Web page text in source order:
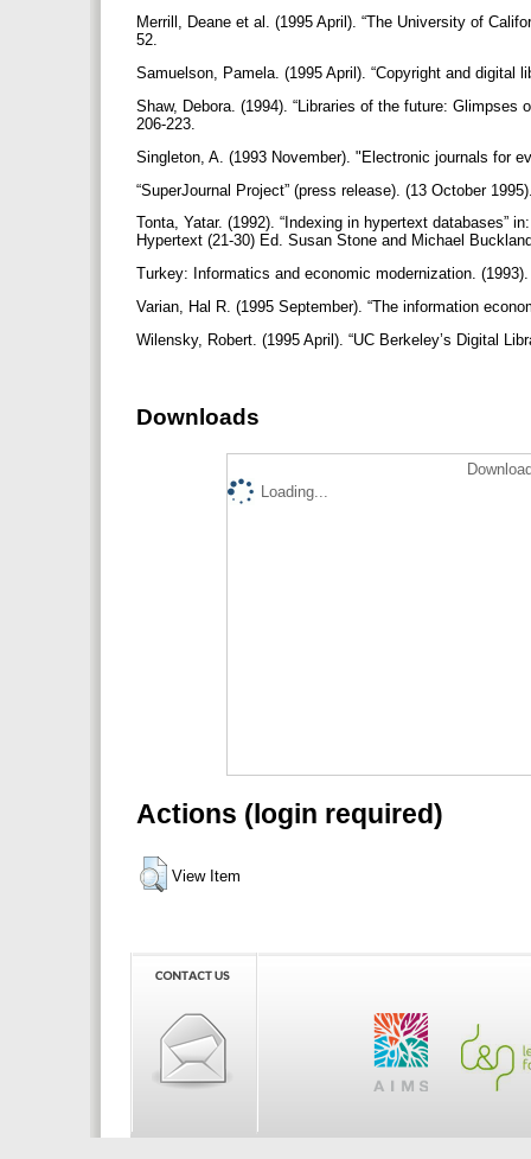
Merrill, Deane et al. (1995 April). “The University of
52.
Samuelson, Pamela. (1995 April). “Copyright and digital
Shaw, Debora. (1994). “Libraries of the future:
206-223.
Singleton, A. (1993 November). "Electronic journals for
“SuperJournal Project” (press release). (13 October
Tonta, Yatar. (1992). “Indexing in hypertext databases”
Hypertext (21-30) Ed. Susan Stone and Michael
Turkey: Informatics and economic modernization.
Varian, Hal R. (1995 September). “The information
Wilensky, Robert. (1995 April). “UC Berkeley’s Digital
Downloads
Loading...
Actions (login required)
View Item